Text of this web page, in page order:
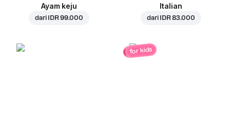
Ayam keju
dari IDR 99.000
Italian
dari IDR 83.000
for kids